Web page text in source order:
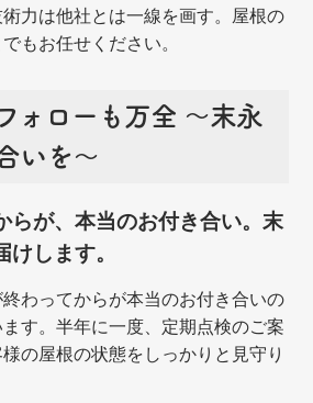
力は他社とは一線を画す。屋根の
もお任せください。
ォローも万全 ～末永
いを～
らが、本当のお付き合い。末
します。
終わってからが本当のお付き合いの
す。半年に一度、定期点検のご案
の屋根の状態をしっかりと見守り